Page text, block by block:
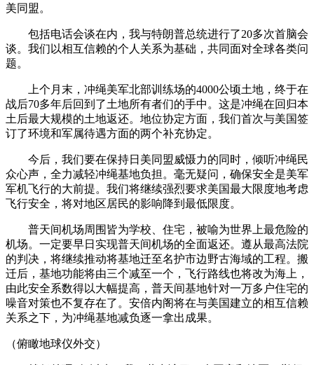
美同盟。
包括电话会谈在内，我与特朗普总统进行了20多次首脑会
谈。我们以相互信赖的个人关系为基础，共同面对全球各类问
题。
上个月末，冲绳美军北部训练场的4000公顷土地，终于在
战后70多年后回到了土地所有者们的手中。这是冲绳在回归本
土后最大规模的土地返还。地位协定方面，我们首次与美国签
订了环境和军属待遇方面的两个补充协定。
今后，我们要在保持日美同盟威慑力的同时，倾听冲绳民
众心声，全力减轻冲绳基地负担。毫无疑问，确保安全是美军
军机飞行的大前提。我们将继续强烈要求美国最大限度地考虑
飞行安全，将对地区居民的影响降到最低限度。
普天间机场周围皆为学校、住宅，被喻为世界上最危险的
机场。一定要早日实现普天间机场的全面返还。遵从最高法院
的判决，将继续推动将基地迁至名护市边野古海域的工程。搬
迁后，基地功能将由三个减至一个，飞行路线也将改为海上，
由此安全系数得以大幅提高，普天间基地针对一万多户住宅的
噪音对策也不复存在了。安倍内阁将在与美国建立的相互信赖
关系之下，为冲绳基地减负逐一拿出成果。
（俯瞰地球仪外交）